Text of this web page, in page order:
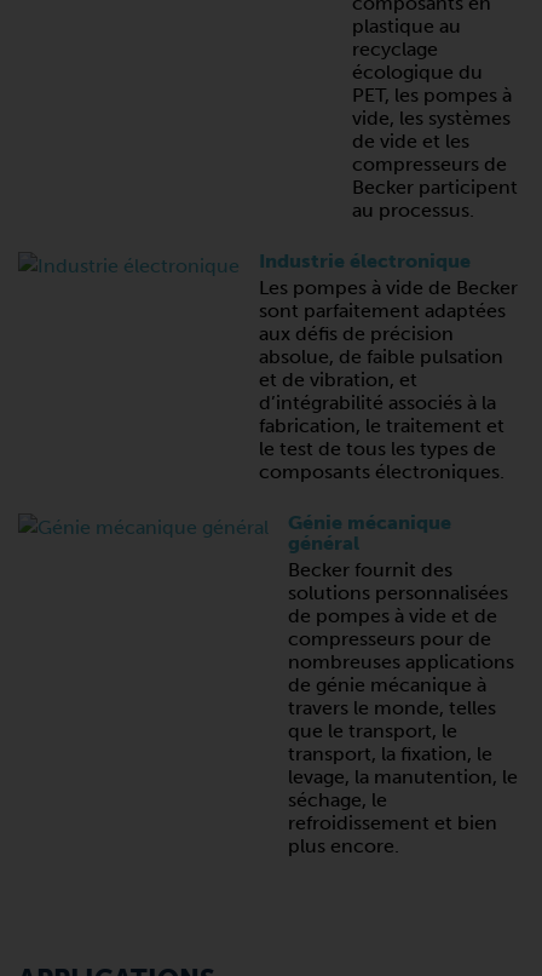
plastique au
recyclage
écologique du
PET, les pompes à
vide, les systèmes
de vide et les
compresseurs de
Becker participent
au processus.
Industrie électronique
Les pompes à vide de Becker
sont parfaitement adaptées
aux défis de précision
absolue, de faible pulsation
et de vibration, et
d’intégrabilité associés à la
fabrication, le traitement et
le test de tous les types de
composants électroniques.
Génie mécanique
général
Becker fournit des
solutions personnalisées
de pompes à vide et de
compresseurs pour de
nombreuses applications
de génie mécanique à
travers le monde, telles
que le transport, le
transport, la fixation, le
levage, la manutention, le
séchage, le
refroidissement et bien
plus encore.